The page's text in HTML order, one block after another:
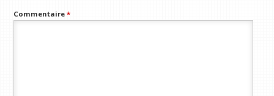
Commentaire*